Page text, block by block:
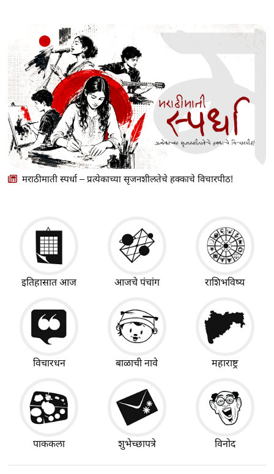
मराठीमाती स्पर्धा – प्रत्येकाच्या सृजनशीलतेचे हक्काचे विचारपीठ!
इतिहासात आज आजचे पंचांग राशिभविष्य
विचारधन बाळाची नावे महाराष्ट्र
पाककला शुभेच्छापत्रे विनोद